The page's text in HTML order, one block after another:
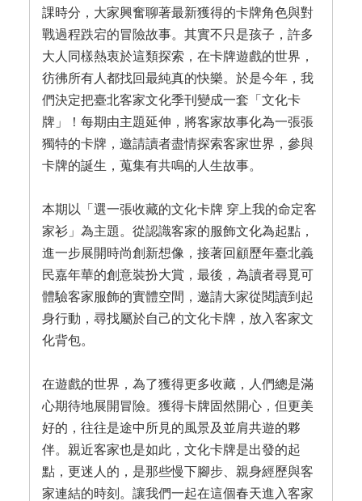
課時分，大家興奮聊著最新獲得的卡牌角色與對
戰過程跌宕的冒險故事。其實不只是孩子，許多
大人同樣熱衷於這類探索，在卡牌遊戲的世界，
彷彿所有人都找回最純真的快樂。於是今年，我
們決定把臺北客家文化季刊變成一套「文化卡
牌」！每期由主題延伸，將客家故事化為一張張
獨特的卡牌，邀請讀者盡情探索客家世界，參與
卡牌的誕生，蒐集有共鳴的人生故事。
本期以「選一張收藏的文化卡牌 穿上我的命定客
家衫」為主題。從認識客家的服飾文化為起點，
進一步展開時尚創新想像，接著回顧歷年臺北義
民嘉年華的創意裝扮大賞，最後，為讀者尋覓可
體驗客家服飾的實體空間，邀請大家從閱讀到起
身行動，尋找屬於自己的文化卡牌，放入客家文
化背包。
在遊戲的世界，為了獲得更多收藏，人們總是滿
心期待地展開冒險。獲得卡牌固然開心，但更美
好的，往往是途中所見的風景及並肩共遊的夥
伴。親近客家也是如此，文化卡牌是出發的起
點，更迷人的，是那些慢下腳步、親身經歷與客
家連結的時刻。讓我們一起在這個春天進入客家